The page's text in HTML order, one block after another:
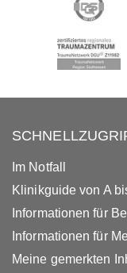
Im Notfall
Klinikguide von A
Informationen für
Informationen für
Meine gemerkten